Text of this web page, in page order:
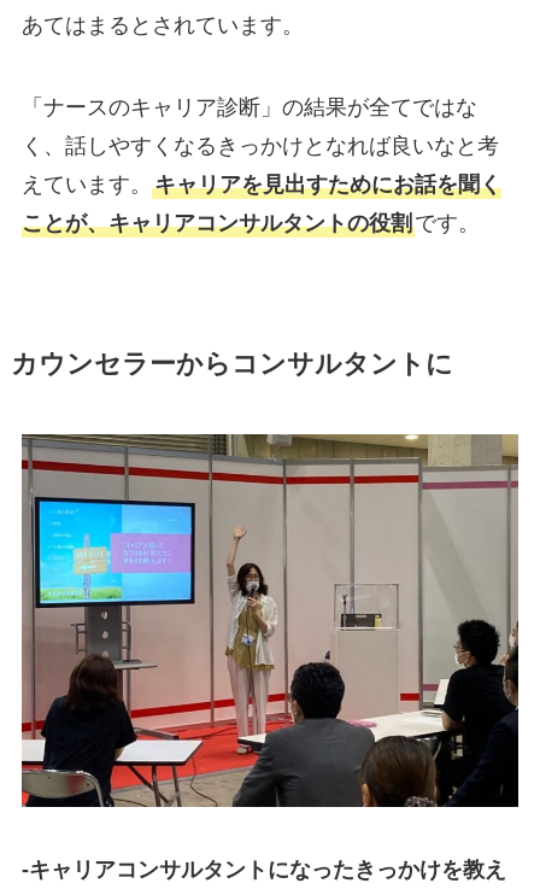
あてはまるとされています。
「ナースのキャリア診断」の結果が全てではな
く、話しやすくなるきっかけとなれば良いなと考
えています。 キャリアを見出すためにお話を聞く
ことが、キャリアコンサルタントの役割です。
カウンセラーからコンサルタントに
-キャリアコンサルタントになったきっかけを教え